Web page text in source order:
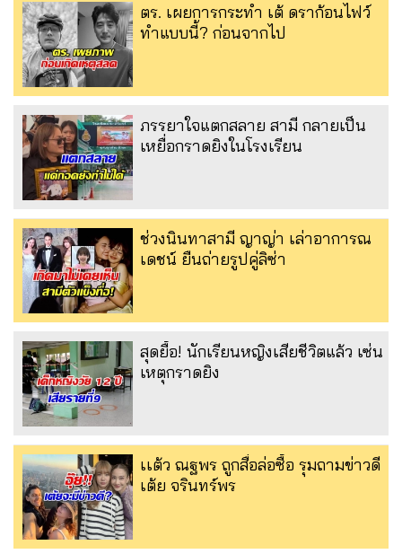
ตร. เผยการกระทำ เต้ ดราก้อนไฟว์
ทำแบบนี้? ก่อนจากไป
ภรรยาใจแตกสลาย สามี กลายเป็น
เหยื่อกราดยิงในโรงเรียน
ช่วงนินทาสามี ญาญ่า เล่าอาการณ
เดชน์ ยืนถ่ายรูปคู่ลิซ่า
สุดยื้อ! นักเรียนหญิงเสียชีวิตแล้ว เซ่น
เหตุกราดยิง
เเต้ว ณฐพร ถูกสื่อล่อซื้อ รุมถามข่าวดี
เต้ย จรินทร์พร